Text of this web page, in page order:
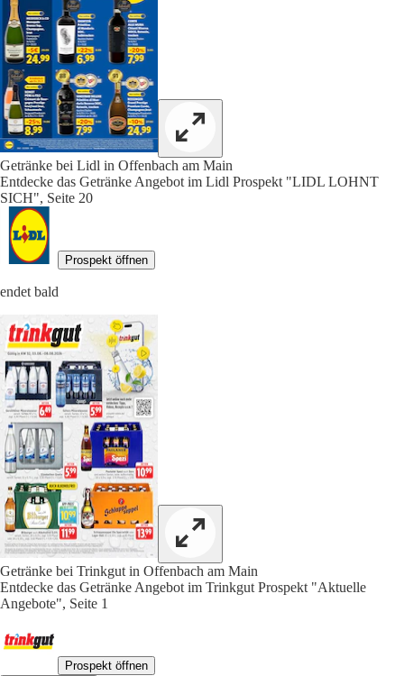
Getränke bei Lidl in Offenbach am Main
Entdecke das Getränke Angebot im Lidl Prospekt "LIDL LOHNT
SICH", Seite 20
Prospekt öffnen
endet bald
Getränke bei Trinkgut in Offenbach am Main
Entdecke das Getränke Angebot im Trinkgut Prospekt "Aktuelle
Angebote", Seite 1
Prospekt öffnen